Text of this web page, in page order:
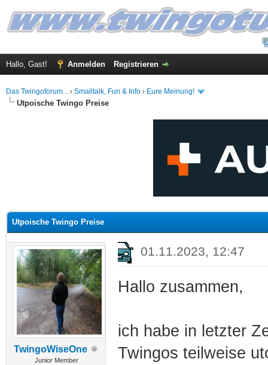
Hallo, Gast! Anmelden Registrieren
Das Twingoforum... › Smalltalk, Fun & Info › Eure Meinung!
Utpoische Twingo Preise
Utpoische Twingo Preise
TwingoWiseOne
Junior Member
01.11.2023, 12:47
Hallo zusammen,
ich habe in letzter
Twingos teilweise